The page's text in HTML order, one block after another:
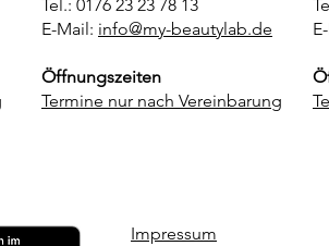
Tel.: 0176 23 23 78 13
E-Mail: info@my-beautylab.de
Öffnungszeiten
Termine nur nach Vereinbarung
Impressum